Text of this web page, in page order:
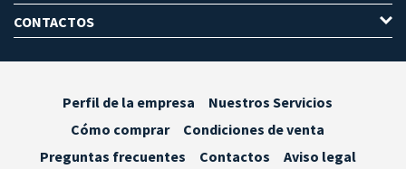
CONTACTOS
Perfil de la empresa
Nuestros Servicios
Cómo comprar
Condiciones de venta
Preguntas frecuentes
Contactos Aviso legal